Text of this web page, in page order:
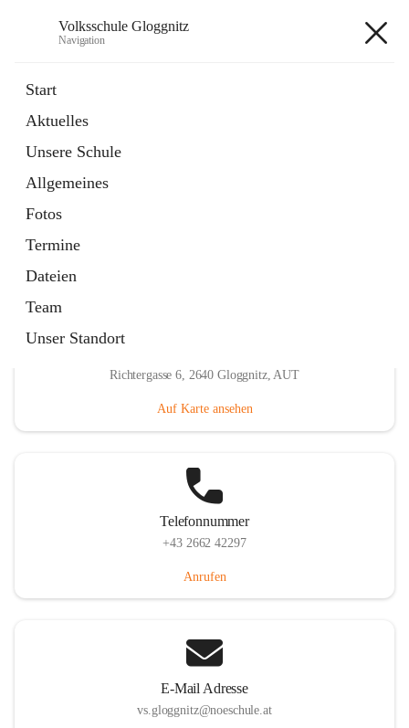
Volksschule Gloggnitz
Navigation
Start
Aktuelles
Unsere Schule
Allgemeines
Fotos
Termine
Dateien
Team
Unser Standort
Seite
in
Tab
Elternverein
öffnet
in
neuem
Tab
Richtergasse 6, 2640 Gloggnitz, AUT
Auf Karte ansehen
Telefonnummer
+43 2662 42297
Anrufen
E-Mail Adresse
vs.gloggnitz@noeschule.at